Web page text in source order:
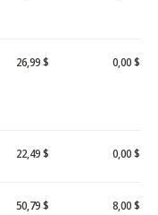
26,99 $ 0,00 $
22,49 $ 0,00 $
50,79 $ 8,00 $